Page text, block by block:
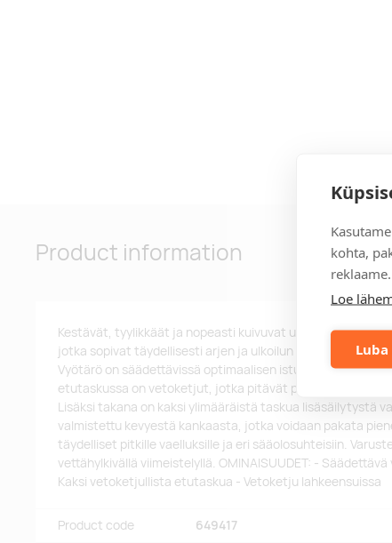
kohta,
reklaame.
Loe
Product information
Kestävät, tyylikkäät ja nopeasti kuivuvat ulkoiluun
jotka sopivat täydellisesti arjen ja ulkoilun seikkailuihin
Vyötärö on säädettävissä optimaalisen istuvuuden
etutaskussa on vetoketjut, jotka pitävät puhelimesi,
Lisäksi takana on kaksi ylimääräistä taskua lisäsäilytystä
valmistettu kevyestä kankaasta, jotka voidaan pakata
täydelliset pitkille vaelluksille ja eri sääolosuhteisiin.
vettähylkivällä viimeistelyllä. OMINAISUUDET: -
Kaksi vetoketjullista etutaskua - Vetoketju lahkeensuissa
Product code 649417